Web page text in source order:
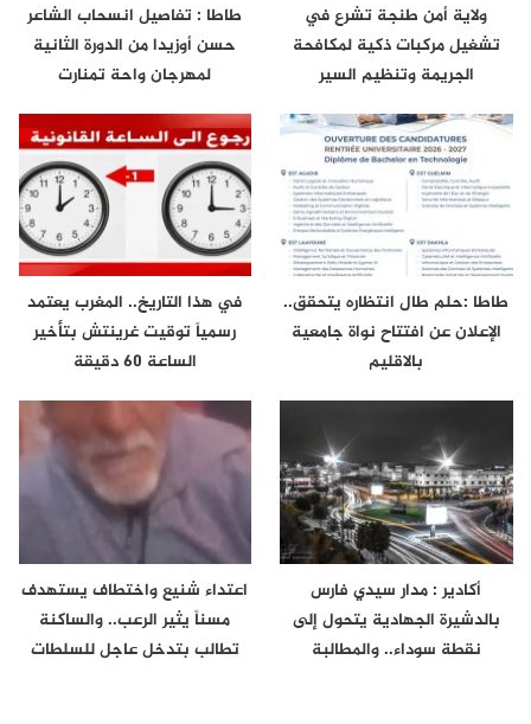
ولاية أمن طنجة تشرع في
تشغيل مركبات ذكية لمكافحة
الجريمة وتنظيم السير
طاطا : تفاصيل انسحاب الشاعر
حسن أوزيدا من الدورة الثانية
لمهرجان واحة تمنارت
طاطا :حلم طال انتظاره يتحقق..
الإعلان عن افتتاح نواة جامعية
بالاقليم
في هذا التاريخ.. المغرب يعتمد
رسمياً توقيت غرينتش بتأخير
الساعة 60 دقيقة
أكادير : مدار سيدي فارس
بالدشيرة الجهادية يتحول إلى
نقطة سوداء.. والمطالبة
اعتداء شنيع واختطاف يستهدف
مسناً يثير الرعب.. والساكنة
تطالب بتدخل عاجل للسلطات